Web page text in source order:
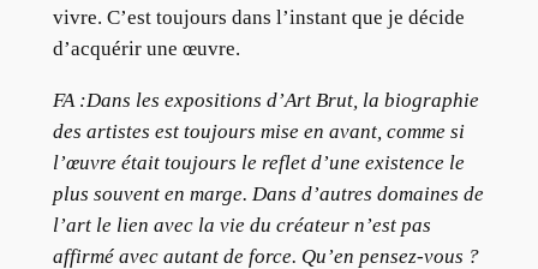
vivre. C’est toujours dans l’instant que je décide
d’acquérir une œuvre.
FA :Dans les expositions d’Art Brut, la biographie
des artistes est toujours mise en avant, comme si
l’œuvre était toujours le reflet d’une existence le
plus souvent en marge. Dans d’autres domaines de
l’art le lien avec la vie du créateur n’est pas
affirmé avec autant de force. Qu’en pensez-vous ?